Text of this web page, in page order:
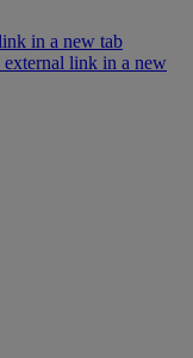
in a new tab
external link in a new